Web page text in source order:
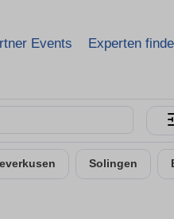
Events Experten
Solingen